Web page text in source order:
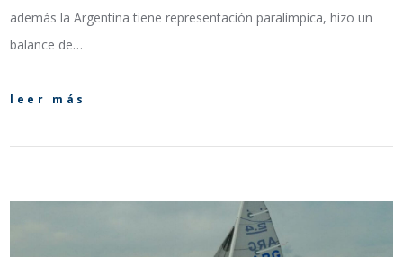
además la Argentina tiene representación paralímpica, hizo un
balance de…
leer más